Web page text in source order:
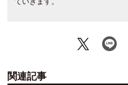
関連記事